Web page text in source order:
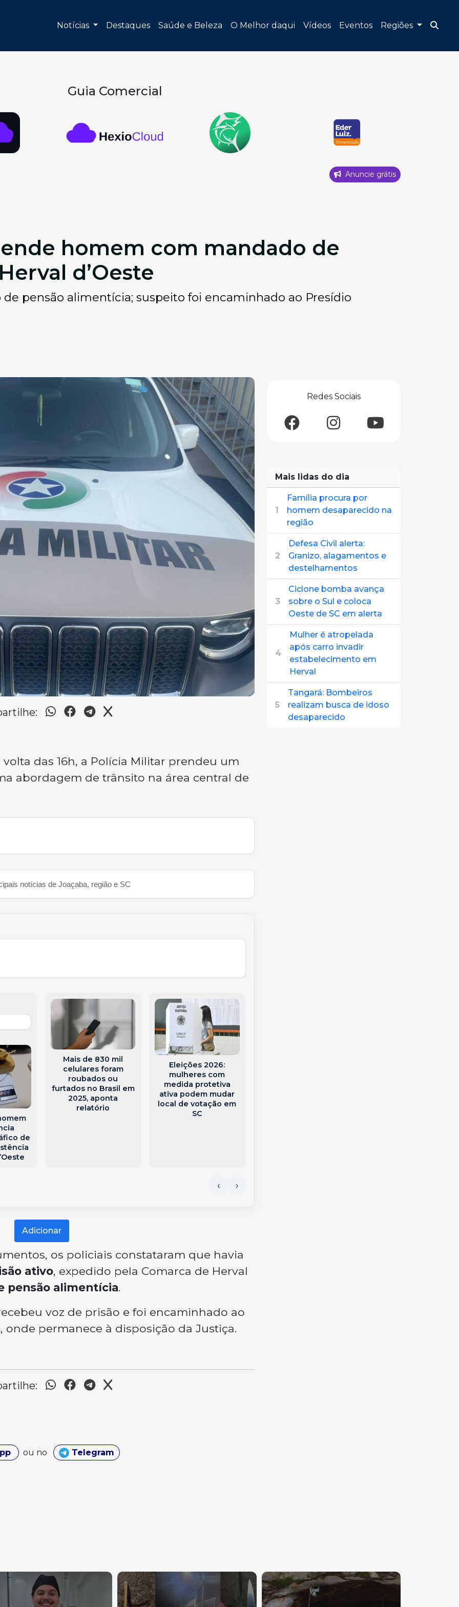
Notícias Destaques Saúde e Beleza O Melhor daqui Vídeos Eventos Regiões
Guia Comercial
Anuncie grátis
homem com mandado de
d’Oeste
pensão alimentícia; suspeito foi encaminhado ao Presídio
volta das 16h, a Polícia Militar prendeu um
abordagem de trânsito na área central de
notícias de Joaçaba, região e SC
de
Mais de 830 mil
celulares foram
roubados ou
furtados no Brasil em
2025, aponta
relatório
Eleições 2026:
mulheres com
medida protetiva
ativa podem mudar
local de votação em
SC
Adicionar
os policiais constataram que havia
ativo, expedido pela Comarca de Herval
pensão alimentícia.
voz de prisão e foi encaminhado ao
, onde permanece à disposição da Justiça.
ou no Telegram
Redes Sociais
Mais lidas do dia
1
Família procura por
homem desaparecido na
região
2
Defesa Civil alerta:
Granizo, alagamentos e
destelhamentos
3
Ciclone bomba avança
sobre o Sul e coloca
Oeste de SC em alerta
4
Mulher é atropelada
após carro invadir
estabelecimento em
Herval
5
Tangará: Bombeiros
realizam busca de idoso
desaparecido